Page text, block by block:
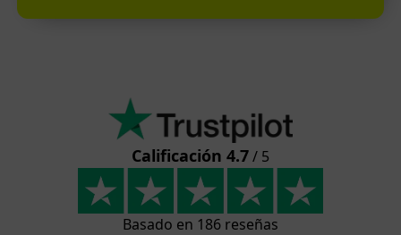
Calificación 4.7/ 5
Basado en 186 reseñas